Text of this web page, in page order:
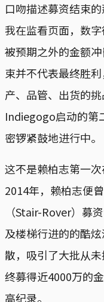
口吻描述募资结束
我在监看页面，数
被预期之外的金额
束并不代表最终胜
产、品管、出货的
Indiegogo启动的第
密锣紧鼓地进行中。
这不是赖柏志第一次
2014年，赖柏志便
（Stair-Rover）募
及楼梯行进的的酷
散，吸引了大批从
终募得近4000万的
高纪录。